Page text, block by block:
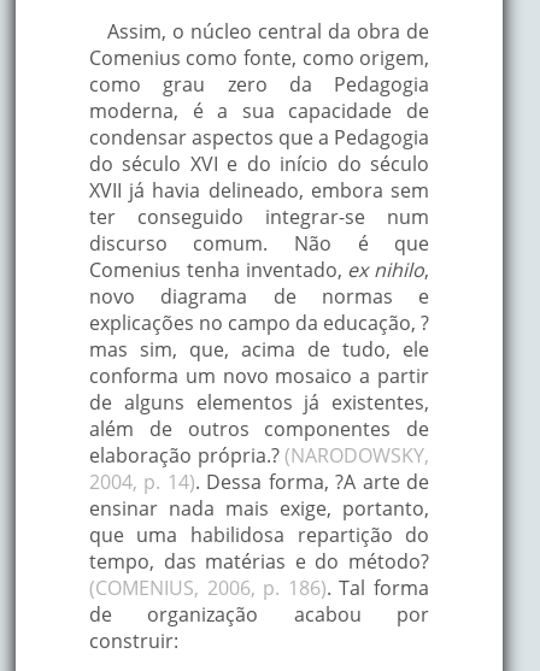
Assim, o núcleo central da obra de
Comenius como fonte, como origem,
como grau zero da Pedagogia
moderna, é a sua capacidade de
condensar aspectos que a Pedagogia
do século XVI e do início do século
XVII já havia delineado, embora sem
ter conseguido integrar-se num
discurso comum. Não é que
Comenius tenha inventado, ex nihilo,
novo diagrama de normas e
explicações no campo da educação, ?
mas sim, que, acima de tudo, ele
conforma um novo mosaico a partir
de alguns elementos já existentes,
além de outros componentes de
elaboração própria.?(NARODOWSKY,
2004, p. 14). Dessa forma, ?A arte de
ensinar nada mais exige, portanto,
que uma habilidosa repartição do
tempo, das matérias e do método?
(COMENIUS, 2006, p. 186). Tal forma
de organização acabou por
construir: